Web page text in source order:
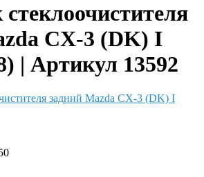
CX-3 (DK) I
| Артикул 13592